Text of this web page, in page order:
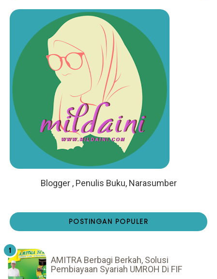
Blogger , Penulis Buku, Narasumber
POSTINGAN POPULER
AMITRA Berbagi Berkah, Solusi
Pembiayaan Syariah UMROH Di FIF